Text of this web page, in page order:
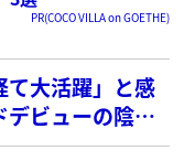
PR(COCO VILLA on GOETHE)
て大活躍」と感
ビューの陰で
の絆